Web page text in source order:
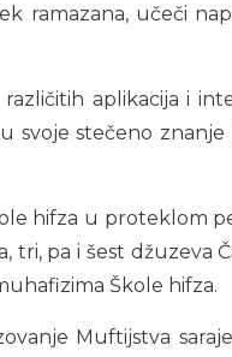
ramazana, učeči
aplikacija i
svoje stečeno
hifza u proteklom
pa i šest džuzeva
Škole hifza.
Muftijstva